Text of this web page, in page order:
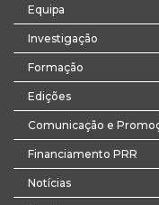
Equipa
Investigação
Formação
Edições
Comunicação e
Financiamento PRR
Notícias